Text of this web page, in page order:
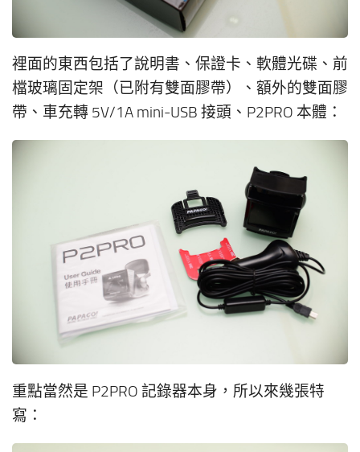
裡面的東西包括了說明書、保證卡、軟體光碟、前
檔玻璃固定架（已附有雙面膠帶）、額外的雙面膠
帶、車充轉 5V/1A mini-USB 接頭、P2PRO 本體：
重點當然是 P2PRO 記錄器本身，所以來幾張特
寫：